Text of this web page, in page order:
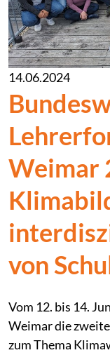
14.06.2024
Weimar
von
Vom 12. bis 14.
Weimar die
zum Thema